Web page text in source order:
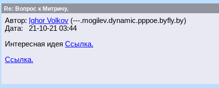
Re: Вопрос к Митричу.
Автор: Ighor Volkov (---.mogilev.dynamic.pppoe.byfly.by)
Дата: 21-10-21 03:44
Интересная идея Ссылка.
Ссылка.